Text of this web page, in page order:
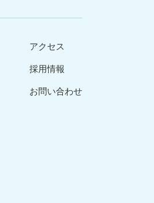
アクセス
採用情報
お問い合わせ